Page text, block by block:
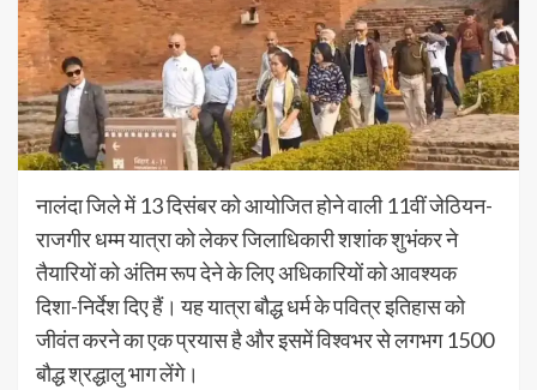
नालंदा जिले में 13 दिसंबर को आयोजित होने वाली 11वीं जेठियन-
राजगीर धम्म यात्रा को लेकर जिलाधिकारी शशांक शुभंकर ने
तैयारियों को अंतिम रूप देने के लिए अधिकारियों को आवश्यक
दिशा-निर्देश दिए हैं। यह यात्रा बौद्ध धर्म के पवित्र इतिहास को
जीवंत करने का एक प्रयास है और इसमें विश्वभर से लगभग 1500
बौद्ध श्रद्धालु भाग लेंगे।